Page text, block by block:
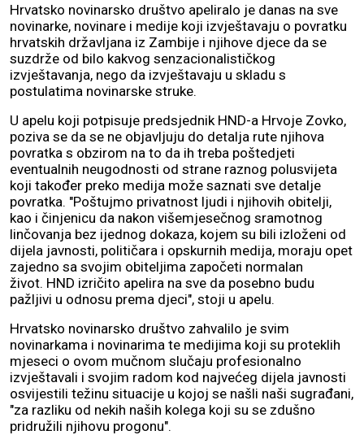
Hrvatsko novinarsko društvo apeliralo je danas na sve
novinarke, novinare i medije koji izvještavaju o povratku
hrvatskih državljana iz Zambije i njihove djece da se
suzdrže od bilo kakvog senzacionalističkog
izvještavanja, nego da izvještavaju u skladu s
postulatima novinarske struke.
U apelu koji potpisuje predsjednik HND-a Hrvoje Zovko,
poziva se da se ne objavljuju do detalja rute njihova
povratka s obzirom na to da ih treba poštedjeti
eventualnih neugodnosti od strane raznog polusvijeta
koji također preko medija može saznati sve detalje
povratka. "Poštujmo privatnost ljudi i njihovih obitelji,
kao i činjenicu da nakon višemjesečnog sramotnog
linčovanja bez ijednog dokaza, kojem su bili izloženi od
dijela javnosti, političara i opskurnih medija, moraju opet
zajedno sa svojim obiteljima započeti normalan
život. HND izričito apelira na sve da posebno budu
pažljivi u odnosu prema djeci", stoji u apelu.
Hrvatsko novinarsko društvo zahvalilo je svim
novinarkama i novinarima te medijima koji su proteklih
mjeseci o ovom mučnom slučaju profesionalno
izvještavali i svojim radom kod najvećeg dijela javnosti
osvijestili težinu situacije u kojoj se našli naši sugrađani,
"za razliku od nekih naših kolega koji su se zdušno
pridružili njihovu progonu".